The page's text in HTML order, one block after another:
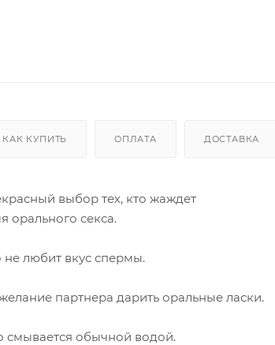
КАК КУПИТЬ ОПЛАТА ДОСТАВКА
выбор тех, кто жаждет
орального секса.
не любит вкус спермы.
партнера дарить оральные ласки.
смывается обычной водой.